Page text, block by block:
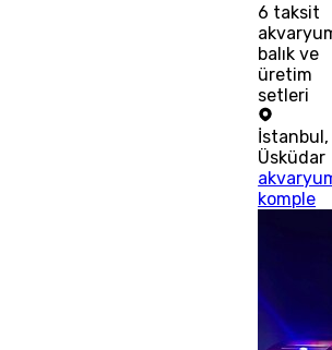
6 taksit
balık ve
üretim
setleri
İstanbul,
Üsküdar
komple